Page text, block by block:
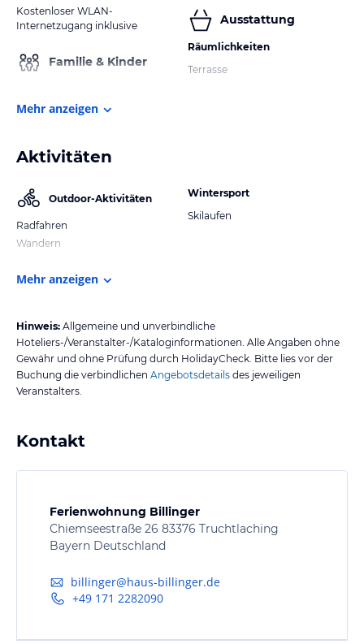
Kostenloser WLAN-
Internetzugang inklusive
Familie & Kinder
Ausstattung
Räumlichkeiten
Terrasse
Mehr anzeigen
Aktivitäten
Outdoor-Aktivitäten
Radfahren
Wandern
Wintersport
Skilaufen
Mehr anzeigen
Hinweis: Allgemeine und unverbindliche
Hoteliers-/Veranstalter-/Kataloginformationen. Alle Angaben ohne
Gewähr und ohne Prüfung durch HolidayCheck. Bitte lies vor der
Buchung die verbindlichen Angebotsdetails des jeweiligen
Veranstalters.
Kontakt
Ferienwohnung Billinger
Chiemseestraße 26 83376 Truchtlaching
Bayern Deutschland
billinger@haus-billinger.de
+49 171 2282090